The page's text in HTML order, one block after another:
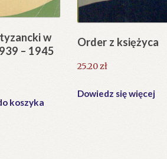
w
– 1945
koszyka
Order z księżyca
25.20zł
Dowiedz się więcej